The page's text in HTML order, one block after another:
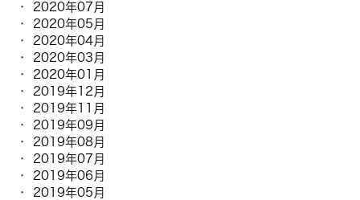
2020年07月
2020年05月
2020年04月
2020年03月
2020年01月
2019年12月
2019年11月
2019年09月
2019年08月
2019年07月
2019年06月
2019年05月